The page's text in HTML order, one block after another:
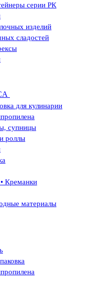
серии РК
изделий
сладостей
для кулинарии
супницы
роллы
Креманки
материалы